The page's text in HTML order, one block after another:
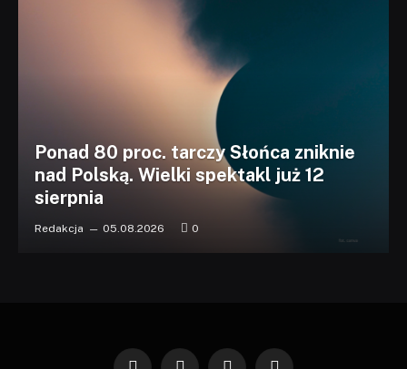
Ponad 80 proc. tarczy Słońca zniknie
nad Polską. Wielki spektakl już 12
sierpnia
Redakcja 05.08.2026 0